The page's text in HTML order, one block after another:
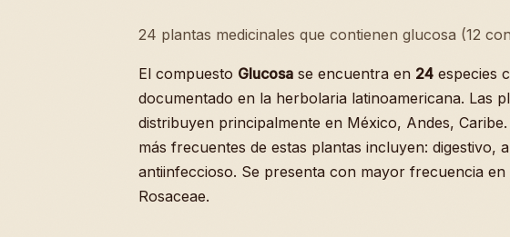
24 plantas medicinales que contienen glucosa (12
El compuesto Glucosa se encuentra en 24 especies
documentado en la herbolaria latinoamericana. Las
distribuyen principalmente en México, Andes,
más frecuentes de estas plantas incluyen: digestivo,
antiinfeccioso. Se presenta con mayor frecuencia en
Rosaceae.